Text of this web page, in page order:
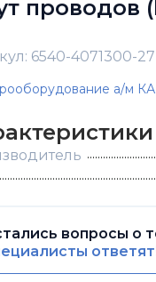
проводов
6540-4071300-27
а/м
вопросы о